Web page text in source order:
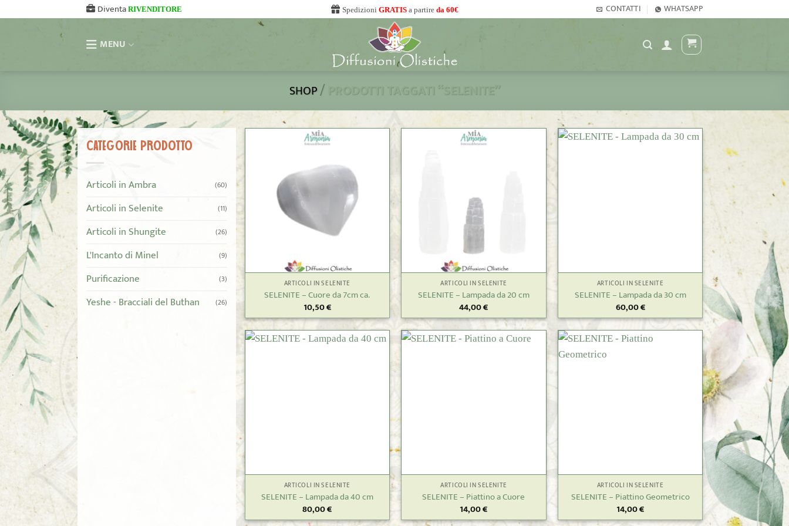
ai
Diventa RIVENDITORE Spedizioni GRATIS a partire da 60€ CONTATTI WHATSAPP
MENU
SHOP/PRODOTTI TAGGATI “SELENITE”
CATEGORIE PRODOTTO
Articoli in Ambra (60)
Articoli in Selenite (11)
Articoli in Shungite (26)
L'Incanto di Minel (9)
Purificazione (3)
Yeshe - Bracciali del Buthan (26)
ARTICOLI IN SELENITE
SELENITE – Cuore da 7cm ca.
10,50€
ARTICOLI IN SELENITE
SELENITE – Lampada da 20 cm
44,00€
ARTICOLI IN SELENITE
SELENITE – Lampada da 30 cm
60,00€
ARTICOLI IN SELENITE
SELENITE – Lampada da 40 cm
80,00€
ARTICOLI IN SELENITE
SELENITE – Piattino a Cuore
14,00€
ARTICOLI IN SELENITE
SELENITE – Piattino Geometrico
14,00€